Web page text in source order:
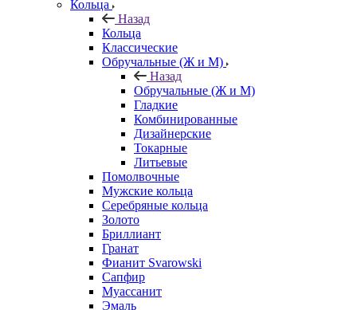
Кольца
Назад
Кольца
Классические
Обручальные (Ж и М)
Назад
Обручальные (Ж и М)
Гладкие
Комбинированные
Дизайнерские
Токарные
Литьевые
Помолвочные
Мужские кольца
Серебряные кольца
Золото
Бриллиант
Гранат
Фианит Svarowski
Сапфир
Муассанит
Эмаль